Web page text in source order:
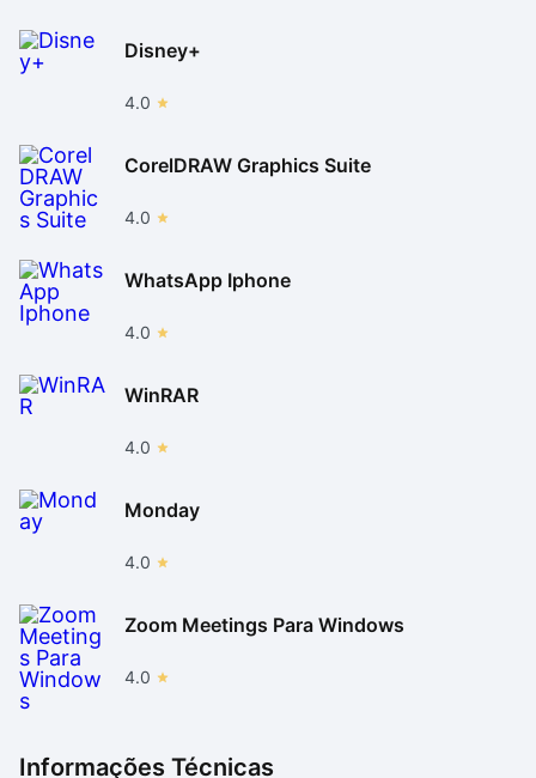
Disney+
4.0
CorelDRAW Graphics Suite
4.0
WhatsApp Iphone
4.0
WinRAR
4.0
Monday
4.0
Zoom Meetings Para Windows
4.0
Informações Técnicas